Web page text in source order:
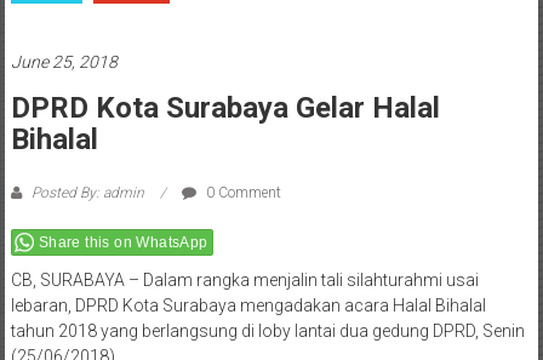
June 25, 2018
DPRD Kota Surabaya Gelar Halal
Bihalal
Posted By: admin 0 Comment
Share this on WhatsApp
CB, SURABAYA – Dalam rangka menjalin tali silahturahmi usai
lebaran, DPRD Kota Surabaya mengadakan acara Halal Bihalal
tahun 2018 yang berlangsung di loby lantai dua gedung DPRD, Senin